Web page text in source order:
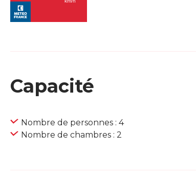
Capacité
Nombre de personnes : 4
Nombre de chambres : 2